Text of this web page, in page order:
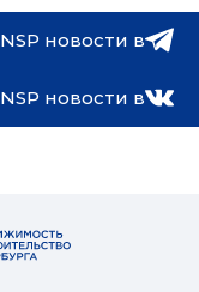
NSP новости в
NSP новости в